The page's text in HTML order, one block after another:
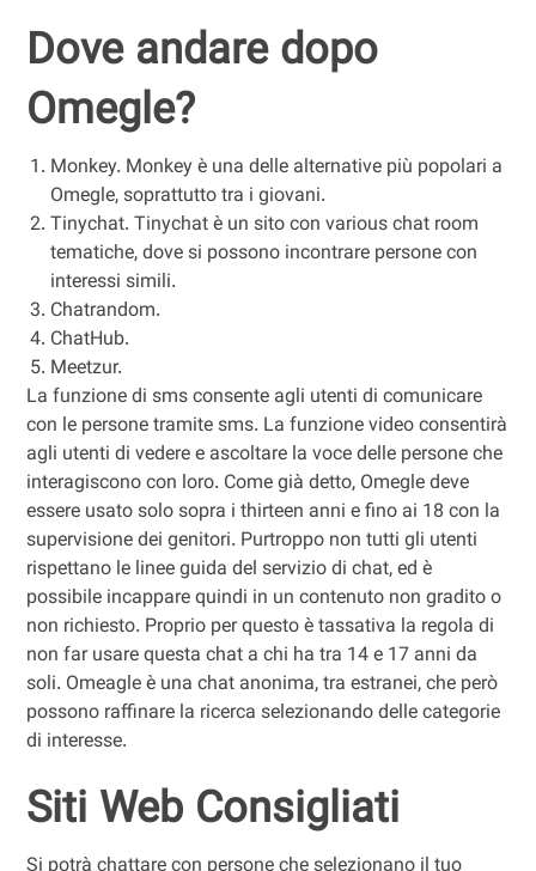
Dove andare dopo
Omegle?
Monkey. Monkey è una delle alternative più popolari a
Omegle, soprattutto tra i giovani.
Tinychat. Tinychat è un sito con various chat room
tematiche, dove si possono incontrare persone con
interessi simili.
Chatrandom.
ChatHub.
Meetzur.
La funzione di sms consente agli utenti di comunicare
con le persone tramite sms. La funzione video consentirà
agli utenti di vedere e ascoltare la voce delle persone che
interagiscono con loro. Come già detto, Omegle deve
essere usato solo sopra i thirteen anni e fino ai 18 con la
supervisione dei genitori. Purtroppo non tutti gli utenti
rispettano le linee guida del servizio di chat, ed è
possibile incappare quindi in un contenuto non gradito o
non richiesto. Proprio per questo è tassativa la regola di
non far usare questa chat a chi ha tra 14 e 17 anni da
soli. Omeagle è una chat anonima, tra estranei, che però
possono raffinare la ricerca selezionando delle categorie
di interesse.
Siti Web Consigliati